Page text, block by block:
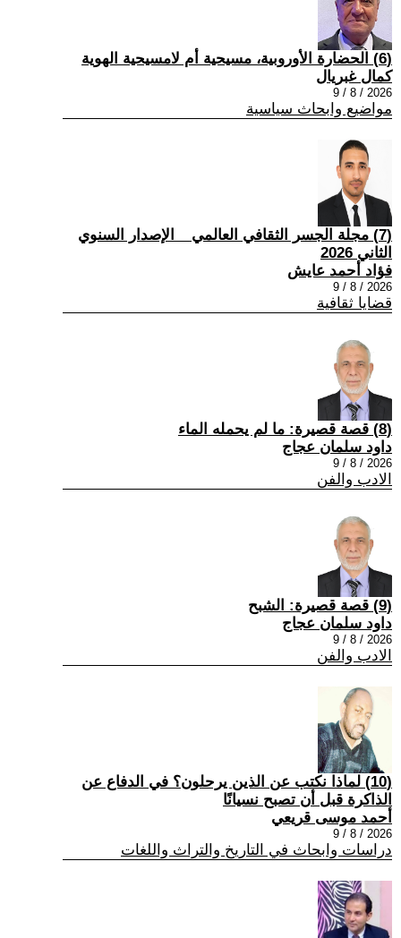
(6) الحضارة الأوروبية، مسيحية أم لامسيحية الهوية
كمال غبريال
2026 / 8 / 9
مواضيع وابحاث سياسية
(7) مجلة الجسر الثقافي العالمي _ الإصدار السنوي
الثاني 2026
فؤاد أحمد عايش
2026 / 8 / 9
قضايا ثقافية
(8) قصة قصيرة: ما لم يحمله الماء
داود سلمان عجاج
2026 / 8 / 9
الادب والفن
(9) قصة قصيرة: الشبح
داود سلمان عجاج
2026 / 8 / 9
الادب والفن
(10) لماذا نكتب عن الذين يرحلون؟ في الدفاع عن
الذاكرة قبل أن تصبح نسيانًا
أحمد موسى قريعي
2026 / 8 / 9
دراسات وابحاث في التاريخ والتراث واللغات